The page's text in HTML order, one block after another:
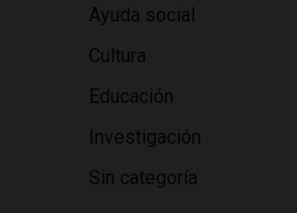
Ayuda social
Cultura
Educación
Investigación
Sin categoría